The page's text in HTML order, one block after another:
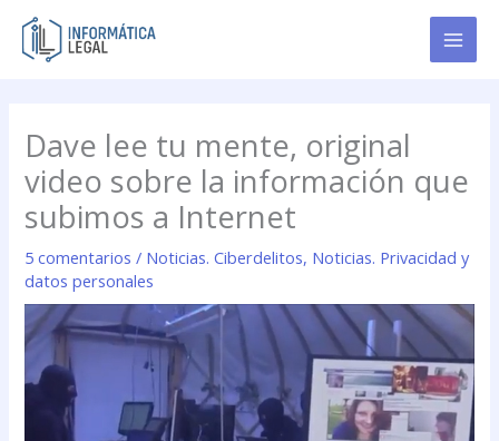
contenido
Dave lee tu mente, original
video sobre la información que
subimos a Internet
5 comentarios / Noticias. Ciberdelitos, Noticias. Privacidad y
datos personales